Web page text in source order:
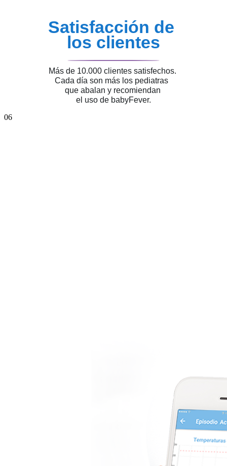
Satisfacción de
los clientes
Más de 10.000 clientes satisfechos.
Cada día son más los pediatras
que abalan y recomiendan
el uso de babyFever.
06